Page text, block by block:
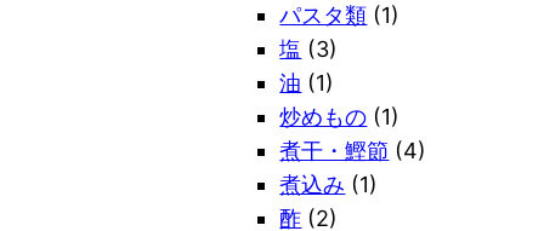
パスタ類 (1)
塩 (3)
油 (1)
炒めもの (1)
煮干・鰹節 (4)
煮込み (1)
酢 (2)